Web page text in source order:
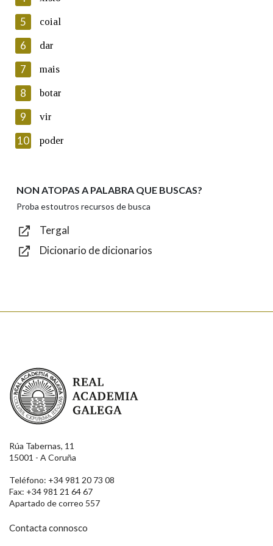
Lin e acepto as condicións da política de
Introduce o código que aparece na imaxe:
Texto de verificación
Enviar
5 coial
6 dar
7 mais
8 botar
9 vir
10 poder
NON ATOPAS A PALABRA QUE BUSCAS?
Proba estoutros recursos de busca
Tergal
Dicionario de dicionarios
Real Academia Galega
Rúa Tabernas, 11
15001 - A Coruña
Teléfono: +34 981 20 73 08
Fax: +34 981 21 64 67
Apartado de correo 557
Contacta connosco